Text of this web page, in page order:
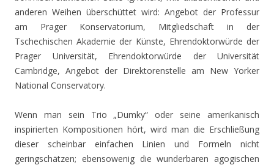
anderen Weihen überschüttet wird: Angebot der Professur
am Prager Konservatorium, Mitgliedschaft in der
Tschechischen Akademie der Künste, Ehrendoktorwürde der
Prager Universität, Ehrendoktorwürde der Universität
Cambridge, Angebot der Direktorenstelle am New Yorker
National Conservatory.
Wenn man sein Trio „Dumky“ oder seine amerikanisch
inspirierten Kompositionen hört, wird man die Erschließung
dieser scheinbar einfachen Linien und Formeln nicht
geringschätzen; ebensowenig die wunderbaren agogischen